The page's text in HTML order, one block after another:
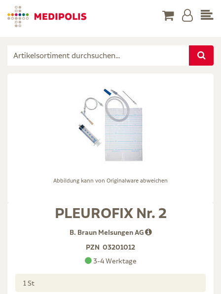
Abbildung kann von Originalware abweichen
PLEUROFIX Nr. 2
B. Braun Melsungen AG
PZN 03201012
3-4 Werktage
1 St